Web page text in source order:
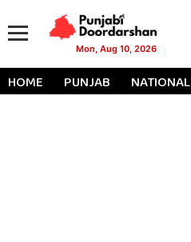
Mon, Aug 10, 2026
HOME PUNJAB NATIONAL